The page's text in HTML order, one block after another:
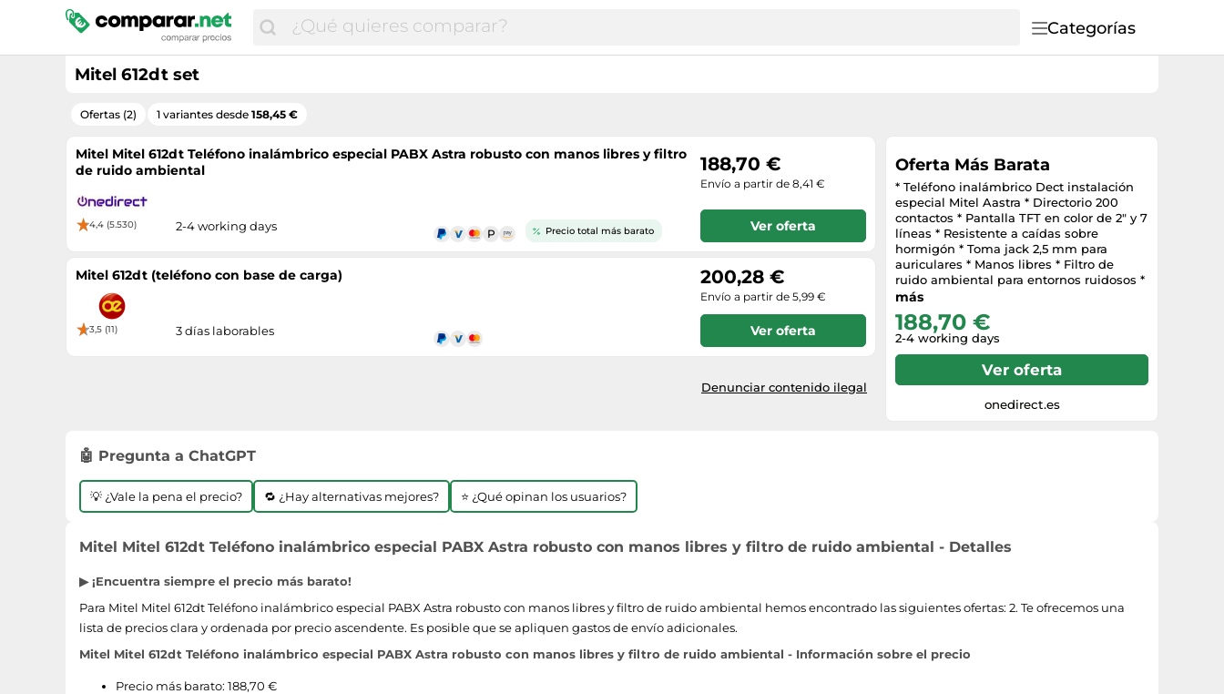
Categorías
Mitel 612dt set
Ofertas (2) 1 variantes desde 158,45 €
Mitel Mitel 612dt Teléfono inalámbrico especial PABX Astra robusto con manos libres y filtro
de ruido ambiental
4,4 (5.530)
Precio total más barato
2-4 working days
188,70 €
Envío a partir de 8,41 €
Ver oferta
Mitel 612dt (teléfono con base de carga)
3,5 (11) 3 días laborables
200,28 €
Envío a partir de 5,99 €
Ver oferta
Denunciar contenido ilegal
Oferta Más Barata
* Teléfono inalámbrico Dect instalación
especial Mitel Aastra * Directorio 200
contactos * Pantalla TFT en color de 2" y 7
líneas * Resistente a caídas sobre
hormigón * Toma jack 2,5 mm para
auriculares * Manos libres * Filtro de
ruido ambiental para entornos ruidosos *
Tecnología antimicrobiana BioCote *
más
188,70 €
2-4 working days
Ver oferta
onedirect.es
🤖 Pregunta a ChatGPT
💡 ¿Vale la pena el precio? 🔁 ¿Hay alternativas mejores? ⭐ ¿Qué opinan los usuarios?
Mitel Mitel 612dt Teléfono inalámbrico especial PABX Astra robusto con manos libres y filtro de ruido ambiental - Detalles
▶ ¡Encuentra siempre el precio más barato!
Para Mitel Mitel 612dt Teléfono inalámbrico especial PABX Astra robusto con manos libres y filtro de ruido ambiental hemos encontrado las siguientes ofertas: 2. Te ofrecemos una
lista de precios clara y ordenada por precio ascendente. Es posible que se apliquen gastos de envío adicionales.
Mitel Mitel 612dt Teléfono inalámbrico especial PABX Astra robusto con manos libres y filtro de ruido ambiental - Información sobre el precio
Precio más barato: 188,70 €